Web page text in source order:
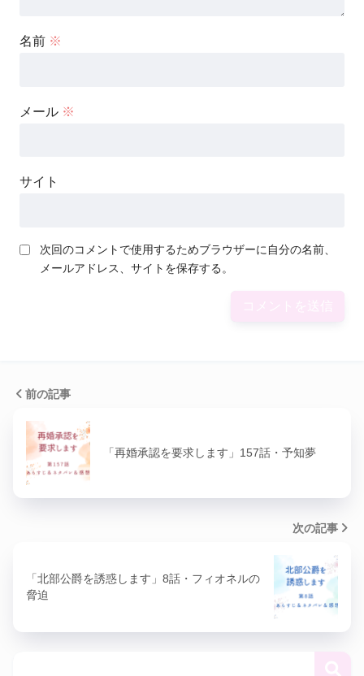
名前 ※
メール ※
サイト
次回のコメントで使用するためブラウザーに自分の名前、
メールアドレス、サイトを保存する。
前の記事
「再婚承認を要求します」157話・予知夢
次の記事
「北部公爵を誘惑します」8話・フィオネルの
脅迫